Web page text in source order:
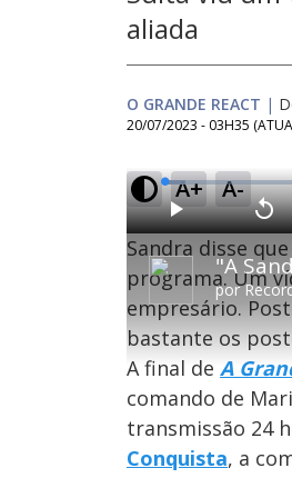
aliada
O GRANDE REACT |
20/07/2023 - 03H35
A+ A-
por
P
l
a
y
V
o
l
t
a
r
1
0
s
g
u
d
o
s
L
o
a
d
e
:
.
8
%
Sandra disse
programa. Um
empresário.
bastante os
A final de A
comando de
transmissão 24
Conquista, a